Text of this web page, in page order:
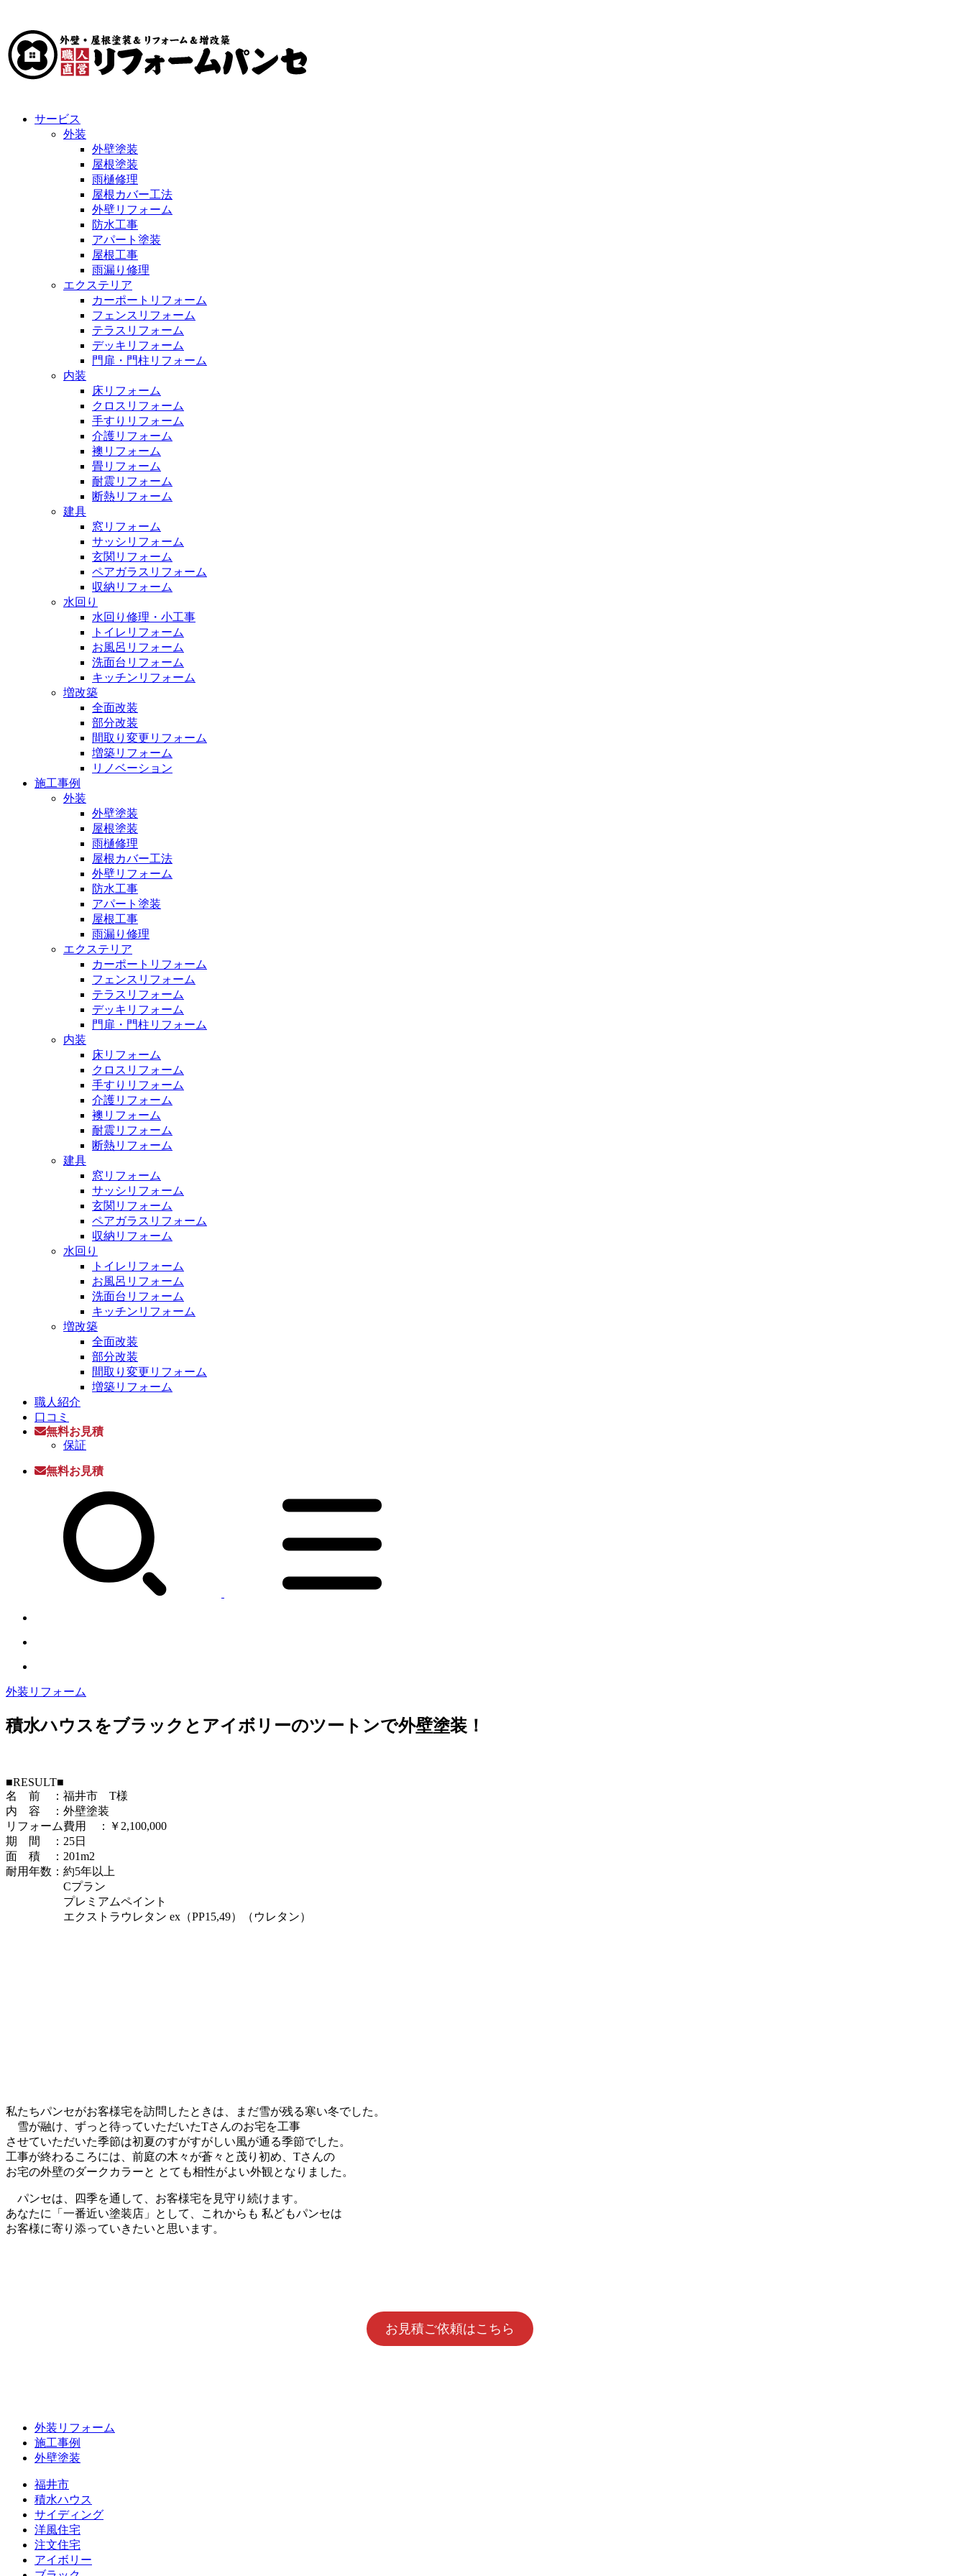
サービス
外装
外壁塗装
屋根塗装
雨樋修理
屋根カバー工法
外壁リフォーム
防水工事
アパート塗装
屋根工事
雨漏り修理
エクステリア
カーポートリフォーム
フェンスリフォーム
テラスリフォーム
デッキリフォーム
門扉・門柱リフォーム
内装
床リフォーム
クロスリフォーム
手すりリフォーム
介護リフォーム
襖リフォーム
畳リフォーム
耐震リフォーム
断熱リフォーム
建具
窓リフォーム
サッシリフォーム
玄関リフォーム
ペアガラスリフォーム
収納リフォーム
水回り
水回り修理・小工事
トイレリフォーム
お風呂リフォーム
洗面台リフォーム
キッチンリフォーム
増改築
全面改装
部分改装
間取り変更リフォーム
増築リフォーム
リノベーション
施工事例
外装
外壁塗装
屋根塗装
雨樋修理
屋根カバー工法
外壁リフォーム
防水工事
アパート塗装
屋根工事
雨漏り修理
エクステリア
カーポートリフォーム
フェンスリフォーム
テラスリフォーム
デッキリフォーム
門扉・門柱リフォーム
内装
床リフォーム
クロスリフォーム
手すりリフォーム
介護リフォーム
襖リフォーム
耐震リフォーム
断熱リフォーム
建具
窓リフォーム
サッシリフォーム
玄関リフォーム
ペアガラスリフォーム
収納リフォーム
水回り
トイレリフォーム
お風呂リフォーム
洗面台リフォーム
キッチンリフォーム
増改築
全面改装
部分改装
間取り変更リフォーム
増築リフォーム
職人紹介
口コミ
無料お見積
保証
無料お見積
外装リフォーム
積水ハウスをブラックとアイボリーのツートンで外壁塗装！
■RESULT■
名 前 ：福井市 T様
内 容 ：外壁塗装
リフォーム費用 ：￥2,100,000
期 間 ：25日
面 積 ：201m2
耐用年数：約5年以上
Cプラン
プレミアムペイント
エクストラウレタン ex（PP15,49）（ウレタン）
私たちパンセがお客様宅を訪問したときは、まだ雪が残る寒い冬でした。
雪が融け、ずっと待っていただいたTさんのお宅を工事
させていただいた季節は初夏のすがすがしい風が通る季節でした。
工事が終わるころには、前庭の木々が蒼々と茂り初め、Tさんの
お宅の外壁のダークカラーと とても相性がよい外観となりました。
パンセは、四季を通して、お客様宅を見守り続けます。
あなたに「一番近い塗装店」として、これからも 私どもパンセは
お客様に寄り添っていきたいと思います。
お見積ご依頼はこちら
外装リフォーム
施工事例
外壁塗装
福井市
積水ハウス
サイディング
洋風住宅
注文住宅
アイボリー